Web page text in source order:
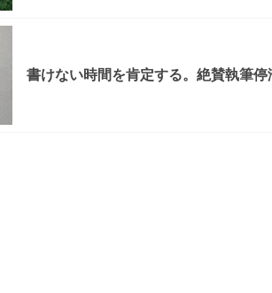
書けない時間を肯定する。絶賛執筆停